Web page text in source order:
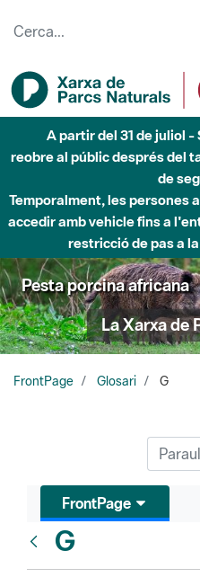
A partir del 31 de juliol
reobre al públic després del
de
Temporalment, les persones
accedir amb vehicle fins a
restricció de pas a
Pesta porcina africana
La Xarxa de
FrontPage Glosari G
FrontPage
G